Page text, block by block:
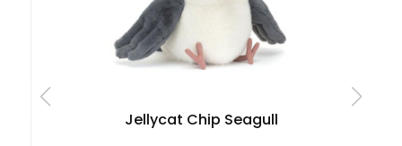
Jellycat Chip Seagull